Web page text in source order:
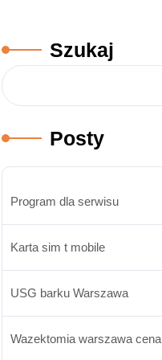
Szukaj
Posty
Program dla serwisu
Karta sim t mobile
USG barku Warszawa
Wazektomia warszawa cena